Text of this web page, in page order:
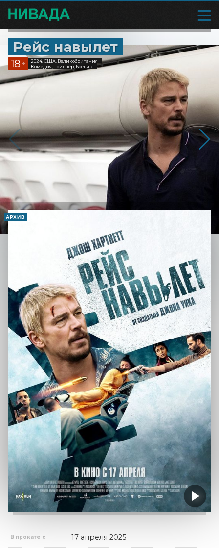
Рейс навылет
18 +
2024, США, Великобритания
Комедия, Триллер, Боевик
АРХИВ
В прокате с 17 апреля 2025